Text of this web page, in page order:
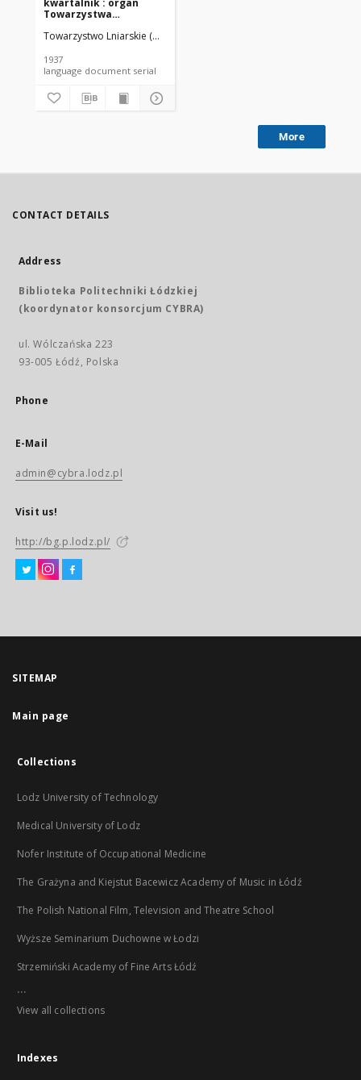
kwartalnik : organ
Towarzystwa
8 z. 5/6 (1937) [.pdf]
Towarzystwo Lniarskie (Wilno).
1937
language document serial
More
CONTACT DETAILS
Address
Biblioteka Politechniki Łódzkiej
(koordynator konsorcjum CYBRA)
ul. Wólczańska 223
93-005 Łódź, Polska
Phone
E-Mail
admin@cybra.lodz.pl
Visit us!
http://bg.p.lodz.pl/
SITEMAP
Main page
Collections
Lodz University of Technology
Medical University of Lodz
Nofer Institute of Occupational Medicine
The Grażyna and Kiejstut Bacewicz Academy of Music in Łódź
The Polish National Film, Television and Theatre School
Wyższe Seminarium Duchowne w Łodzi
Strzemiński Academy of Fine Arts Łódź
...
View all collections
Indexes